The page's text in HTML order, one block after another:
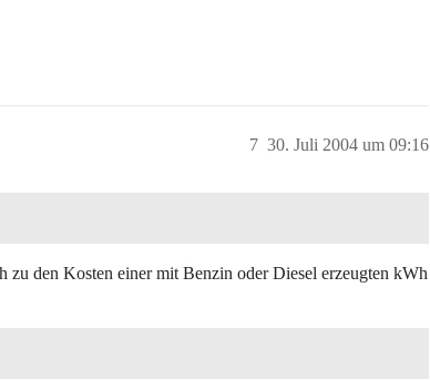
30. Juli 2004 um 09:16
7
zu den Kosten einer mit Benzin oder Diesel erzeugten kWh